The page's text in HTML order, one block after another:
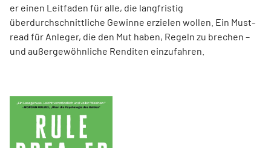
er einen Leit­faden für alle, die langfristig
überdurchschnittliche Gewinne erzielen wollen. Ein Must-
read für Anleger, die den Mut haben, Regeln zu brechen –
und außergewöhnliche Renditen einzufahren.